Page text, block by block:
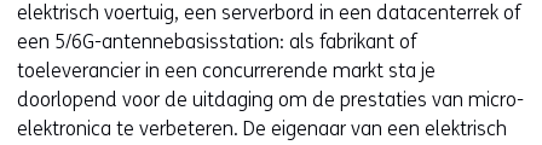
elektrisch voertuig, een serverbord in een datacenterrek of
een 5/6G-antennebasisstation: als fabrikant of
toeleverancier in een concurrerende markt sta je
doorlopend voor de uitdaging om de prestaties van micro-
elektronica te verbeteren. De eigenaar van een elektrisch